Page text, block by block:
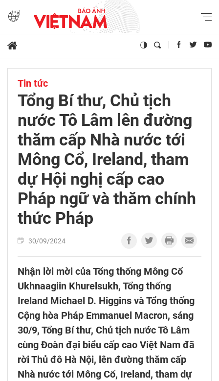
Tin tức
Tổng Bí thư, Chủ tịch
nước Tô Lâm lên đường
thăm cấp Nhà nước tới
Mông Cổ, Ireland, tham
dự Hội nghị cấp cao
Pháp ngữ và thăm chính
thức Pháp
30/09/2024
Nhận lời mời của Tổng thống Mông Cổ
Ukhnaagiin Khurelsukh, Tổng thống
Ireland Michael D. Higgins và Tổng thống
Cộng hòa Pháp Emmanuel Macron, sáng
30/9, Tổng Bí thư, Chủ tịch nước Tô Lâm
cùng Đoàn đại biểu cấp cao Việt Nam đã
rời Thủ đô Hà Nội, lên đường thăm cấp
Nhà nước tới Mông Cổ, Ireland, tham dự